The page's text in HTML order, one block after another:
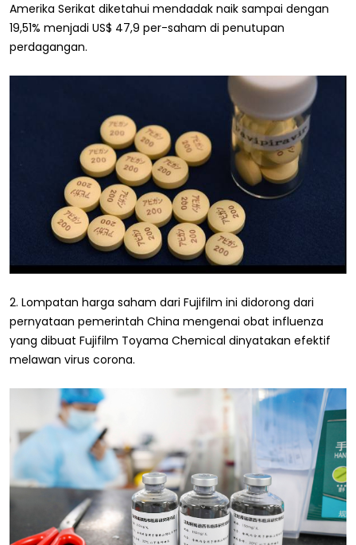
Amerika Serikat diketahui mendadak naik sampai dengan
19,51% menjadi US$ 47,9 per-saham di penutupan
perdagangan.
2. Lompatan harga saham dari Fujifilm ini didorong dari
pernyataan pemerintah China mengenai obat influenza
yang dibuat Fujifilm Toyama Chemical dinyatakan efektif
melawan virus corona.